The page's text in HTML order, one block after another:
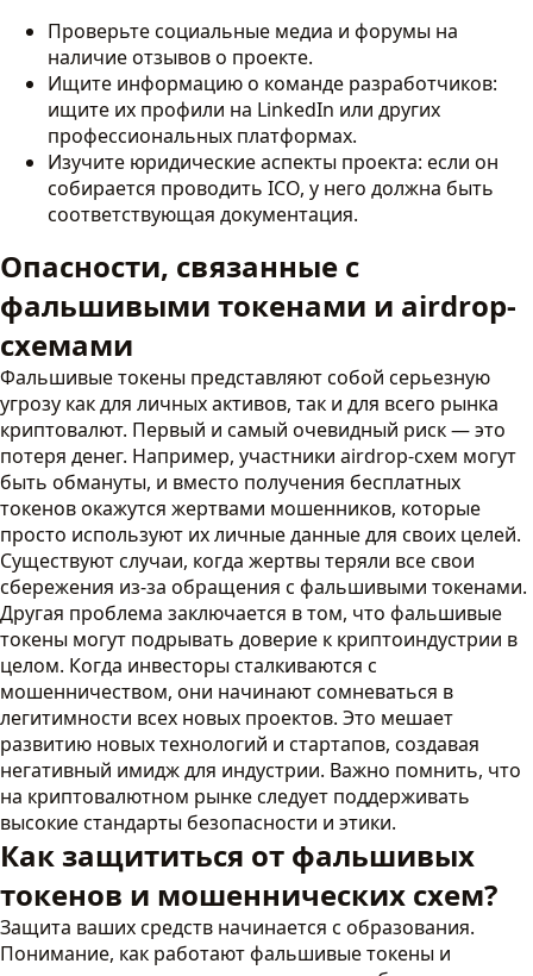
Проверьте социальные медиа и форумы на
наличие отзывов о проекте.
Ищите информацию о команде разработчиков:
ищите их профили на LinkedIn или других
профессиональных платформах.
Изучите юридические аспекты проекта: если он
собирается проводить ICO, у него должна быть
соответствующая документация.
Опасности, связанные с
фальшивыми токенами и airdrop-
схемами
Фальшивые токены представляют собой серьезную
угрозу как для личных активов, так и для всего рынка
криптовалют. Первый и самый очевидный риск — это
потеря денег. Например, участники airdrop-схем могут
быть обмануты, и вместо получения бесплатных
токенов окажутся жертвами мошенников, которые
просто используют их личные данные для своих целей.
Существуют случаи, когда жертвы теряли все свои
сбережения из-за обращения с фальшивыми токенами.
Другая проблема заключается в том, что фальшивые
токены могут подрывать доверие к криптоиндустрии в
целом. Когда инвесторы сталкиваются с
мошенничеством, они начинают сомневаться в
легитимности всех новых проектов. Это мешает
развитию новых технологий и стартапов, создавая
негативный имидж для индустрии. Важно помнить, что
на криптовалютном рынке следует поддерживать
высокие стандарты безопасности и этики.
Как защититься от фальшивых
токенов и мошеннических схем?
Защита ваших средств начинается с образования.
Понимание, как работают фальшивые токены и